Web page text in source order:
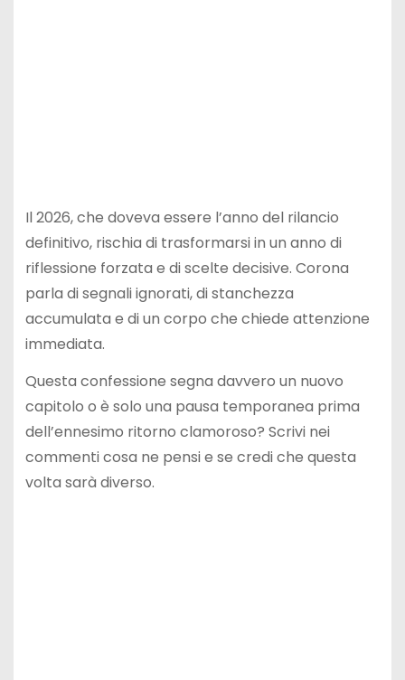
Il 2026, che doveva essere l’anno del rilancio
definitivo, rischia di trasformarsi in un anno di
riflessione forzata e di scelte decisive. Corona
parla di segnali ignorati, di stanchezza
accumulata e di un corpo che chiede attenzione
immediata.
Questa confessione segna davvero un nuovo
capitolo o è solo una pausa temporanea prima
dell’ennesimo ritorno clamoroso? Scrivi nei
commenti cosa ne pensi e se credi che questa
volta sarà diverso.